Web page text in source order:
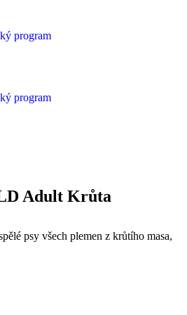
program
program
Adult Krůta
psy všech plemen z krůtího masa,